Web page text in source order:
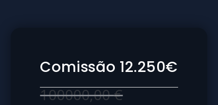
Comissão 12.250€
100000,00€